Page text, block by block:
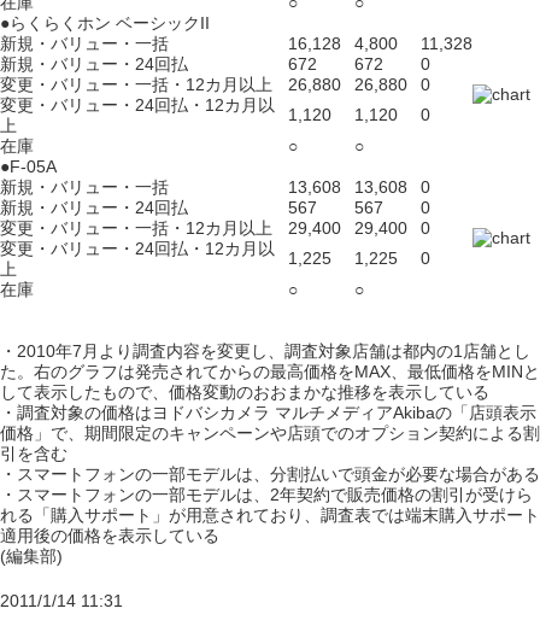
●らくらくホン ベーシックII
新規・バリュー・一括
16,128 4,800
11,328
新規・バリュー・24回払
672 672
0
変更・バリュー・一括・12カ月以上
26,880 26,880
0
変更・バリュー・24回払・12カ月以
上
1,120 1,120
0
在庫
○
○
●F-05A
新規・バリュー・一括
13,608 13,608
0
新規・バリュー・24回払
567 567
0
変更・バリュー・一括・12カ月以上
29,400 29,400
0
変更・バリュー・24回払・12カ月以
上
1,225 1,225
0
在庫
○ ○
・2010年7月より調査内容を変更し、調査対象店舗は都内の1店舗とし
た。右のグラフは発売されてからの最高価格をMAX、最低価格をMINと
して表示したもので、価格変動のおおまかな推移を表示している
・調査対象の価格はヨドバシカメラ マルチメディアAkibaの「店頭表示
価格」で、期間限定のキャンペーンや店頭でのオプション契約による割
引を含む
・スマートフォンの一部モデルは、分割払いで頭金が必要な場合がある
・スマートフォンの一部モデルは、2年契約で販売価格の割引が受けら
れる「購入サポート」が用意されており、調査表では端末購入サポート
適用後の価格を表示している
(編集部)
2011/1/14 11:31